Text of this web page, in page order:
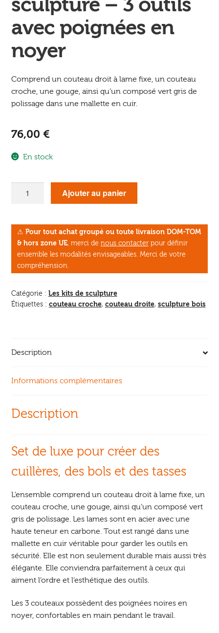
avec poignées en
noyer
Comprend un couteau droit à lame fixe, un couteau
croche, une gouge, ainsi qu’un composé vert gris de
polissage dans une mallette en cuir.
76,00 €
En stock
de
sculpture
outils
poignées
Ajouter au panier
⚠ Pour tout achat groupé ou toute livraison DOM-TOM
& hors zone UE, merci de nous contacterpour définir
ensemble les modalités envisageables. Merci de votre
compréhension.
Catégorie : Les kits de sculpture
Étiquettes : couteau croche, couteau droite, sculpture bois
Description
Informations complémentaires
Description
Set de luxe pour créer des
cuillères, des bols et des tasses
L’ensemble comprend un couteau droit à lame fixe, un
couteau croche, une gouge, ainsi qu’un composé vert
gris de polissage. Les lames sont en acier avec une
haute teneur en carbone. Tout est rangé dans une
mallette en cuir véritable pour garder les outils en
sécurité. Elle est non seulement durable mais aussi très
élégante. Elle conviendra parfaitement à ceux qui
aiment l’ordre et l’esthétique des outils.
Les 3 couteaux possèdent des poignées noires en
noyer, confortables en main pendant le travail.